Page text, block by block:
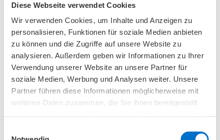
Diese Webseite verwendet Cookies
Wir verwenden Cookies, um Inhalte und Anzeigen zu
personalisieren, Funktionen für soziale Medien anbieten
zu können und die Zugriffe auf unsere Website zu
analysieren. Außerdem geben wir Informationen zu Ihrer
Verwendung unserer Website an unsere Partner für
soziale Medien, Werbung und Analysen weiter. Unsere
Partner führen diese Informationen möglicherweise mit
weiteren Daten zusammen, die Sie ihnen bereitgestellt
zunächst keine Beschwerden. Erst wenn die
Verschiebung zunimmt oder Nervenstrukturen
beeinträchtigtwerden, treten Symptome auf.
Die Art und Intensität der Beschwerden hängen
vomAusmaß des Wirbelgleitens,der
betroffenen Regionund davon ab,welche
Nerven unter Druckgeraten.